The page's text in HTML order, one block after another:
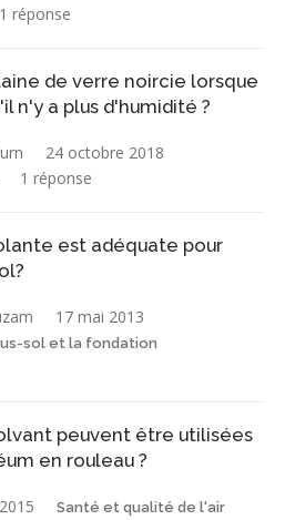
1 réponse
de verre noircie lorsque
n'y a plus d'humidité ?
24 octobre 2018
1 réponse
est adéquate pour
17 mai 2013
sol et la fondation
peuvent être utilisées
en rouleau ?
Santé et qualité de l'air